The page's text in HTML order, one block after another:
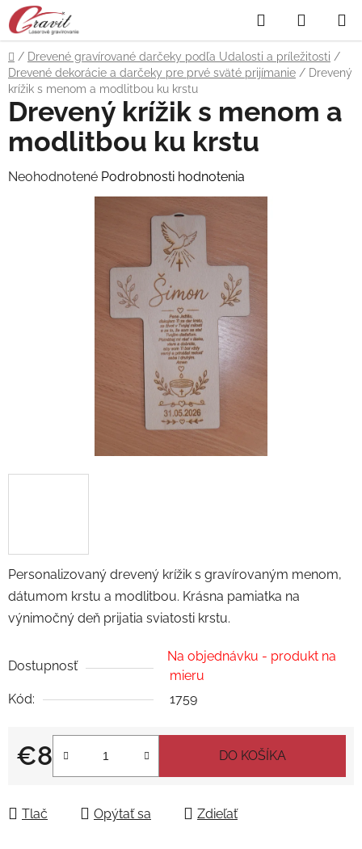
Prejsť
na
obsah
Hľadať
KOŠÍK
Domov
/ Drevené gravírované darčeky podľa Udalosti a príležitosti /
Drevené dekorácie a darčeky pre prvé sväté prijímanie / Drevený
krížik s menom a modlitbou ku krstu
Personalizovaný drevený krížik s gravírovaným menom,
dátumom krstu a modlitbou. Krásna pamiatka na
výnimočný deň prijatia sviatosti krstu.
Dostupnosť
Na objednávku - produkt na
mieru
Kód:
1759
€8
Jednotková cena:
DO KOŠÍKA
Tlač Opýtať sa Zdieľať
Drevený krížik s menom a
modlitbou ku krstu
Priemerné
Neohodnotené Podrobnosti hodnotenia